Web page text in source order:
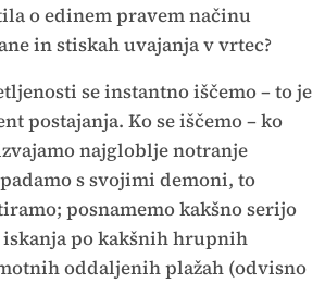
o edinem pravem načinu
in stiskah uvajanja v vrtec?
se instantno iščemo – to je
postajanja. Ko se iščemo – ko
najgloblje notranje
s svojimi demoni, to
posnamemo kakšno serijo
po kakšnih hrupnih
oddaljenih plažah (odvisno